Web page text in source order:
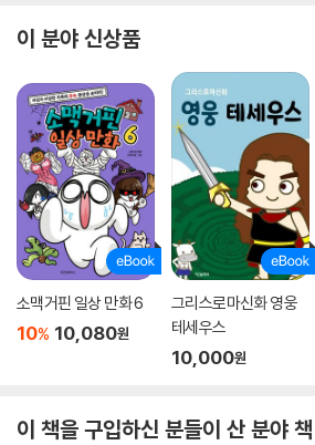
이 분야 신상품
소맥거핀 일상 만화 6
10% 10,080원
그리스로마신화 영웅
테세우스
10,000원
이 책을 구입하신 분들이 산 분야 책